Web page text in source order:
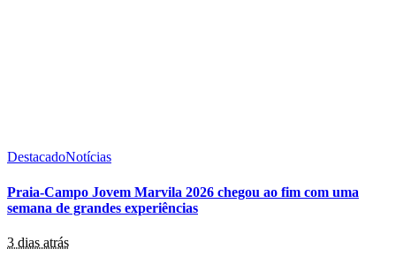
DestacadoNotícias
Praia-Campo Jovem Marvila 2026 chegou ao fim com uma
semana de grandes experiências
3 dias atrás